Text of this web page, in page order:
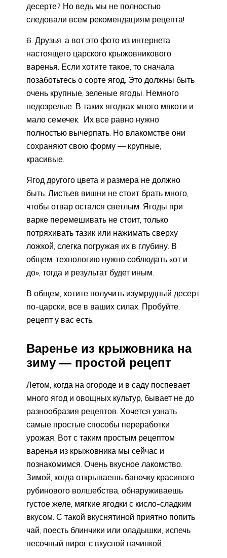
десерте? Но ведь мы не полностью
следовали всем рекомендациям рецепта!
6. Друзья, а вот это фото из интернета
настоящего царского крыжовникового
варенья. Если хотите такое, то сначала
позаботьтесь о сорте ягод. Это должны быть
очень крупные, зеленые ягоды. Немного
недозрелые. В таких ягодках много мякоти и
мало семечек. Их все равно нужно
полностью вычерпать. Но влакомстве они
сохраняют свою форму — крупные,
красивые.
Ягод другого цвета и размера не должно
быть. Листьев вишни не стоит брать много,
чтобы отвар остался светлым. Ягоды при
варке перемешивать не стоит, только
потряхивать тазик или нажимать сверху
ложкой, слегка погружая их в глубину. В
общем, технологию нужно соблюдать «от и
до», тогда и результат будет иным.
В общем, хотите получить изумрудный десерт
по-царски, все в ваших силах. Пробуйте,
рецепт у вас есть.
Варенье из крыжовника на
зиму — простой рецепт
Летом, когда на огороде и в саду поспевает
много ягод и овощных культур, бывает не до
разнообразия рецептов. Хочется узнать
самые простые способы переработки
урожая. Вот с таким простым рецептом
варенья из крыжовника мы сейчас и
познакомимся. Очень вкусное лакомство.
Зимой, когда открываешь баночку красивого
рубинового волшебства, обнаруживаешь
густое желе, мягкие ягодки с кисло-сладким
вкусом. С такой вкуснятиной приятно попить
чай, поесть блинчики или оладышки, испечь
песочный пирог с вкусной начинкой.